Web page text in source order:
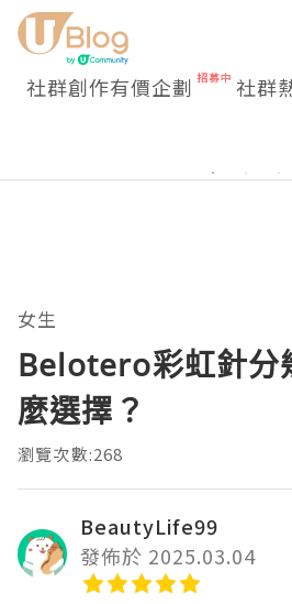
社群創作有價企劃 社群
女生
Belotero彩虹針分
麼選擇？
瀏覽次數:268
BeautyLife99
發佈於 2025.03.04